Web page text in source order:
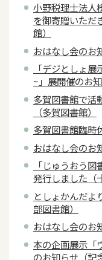
小野税理士法人
を御寄贈いただ
館）
おはなし会のお
「デジとしょ
~」展開催のお
多賀図書館で活
（多賀図書館）
多賀図書館臨時
おはなし会のお
「じゅうおう
発行しました（
としょかんだよ
部図書館）
おはなし会のお
本の企画展示「
のお知らせ（記